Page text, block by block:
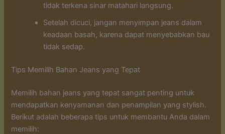
tidak terkena sinar matahari langsung.
Setelah dicuci, jangan menyimpan jeans dalam
keadaan basah, karena dapat menyebabkan bau
tidak sedap.
Tips Memilih Bahan Jeans yang Tepat
Memilih bahan jeans yang tepat sangat penting untuk
mendapatkan kenyamanan dan penampilan yang stylish.
Berikut adalah beberapa tips untuk membantu Anda dalam
memilih: